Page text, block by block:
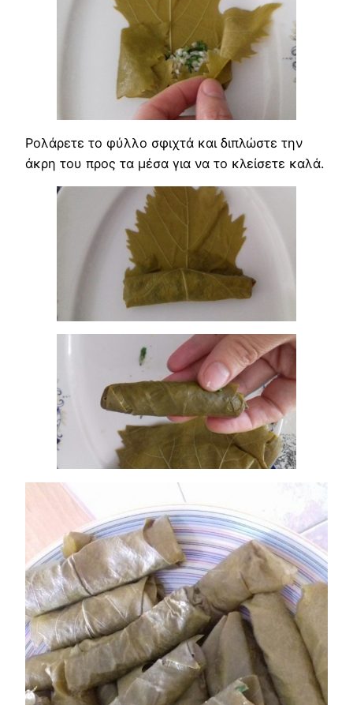
Ρολάρετε το φύλλο σφιχτά και διπλώστε την
άκρη του προς τα μέσα για να το κλείσετε καλά.